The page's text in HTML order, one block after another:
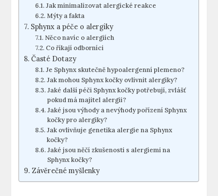
Jak minimalizovat alergické reakce
Mýty a fakta
Sphynx a péče o alergiky
Něco navíc o alergiích
Co říkají odborníci
Časté Dotazy
Je Sphynx skutečně hypoalergenní plemeno?
Jak mohou Sphynx kočky ovlivnit alergiky?
Jaké další péči Sphynx kočky potřebují, zvlášť
pokud má majitel alergii?
Jaké jsou výhody a nevýhody pořízení Sphynx
kočky pro alergiky?
Jak ovlivňuje genetika alergie na Sphynx
kočky?
Jaké jsou něčí zkušenosti s alergiemi na
Sphynx kočky?
Závěrečné myšlenky